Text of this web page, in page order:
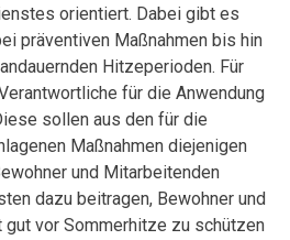
orientiert. Dabei gibt es
präventiven Maßnahmen bis hin
Hitzeperioden. Für
für die Anwendung
sollen aus den für die
Maßnahmen diejenigen
und Mitarbeitenden
dazu beitragen, Bewohner und
vor Sommerhitze zu schützen